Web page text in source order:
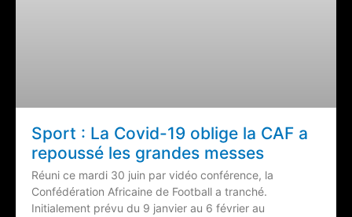
Sport : La Covid-19 oblige la CAF a
repoussé les grandes messes
Réuni ce mardi 30 juin par vidéo conférence, la
Confédération Africaine de Football a tranché.
Initialement prévu du 9 janvier au 6 février au